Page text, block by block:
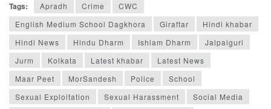
Tags: Apradh Crime
CWC
English Medium School Dagkhora
Giraftar
Hindi khabar
Hindi News
Hindu Dharm Ishlam Dharm
Jalpaiguri
Jurm
Kolkata Latest khabar
Latest News
Maar Peet
MorSandesh Police
School
Sexual Exploitation
Sexual Harassment
Social Media